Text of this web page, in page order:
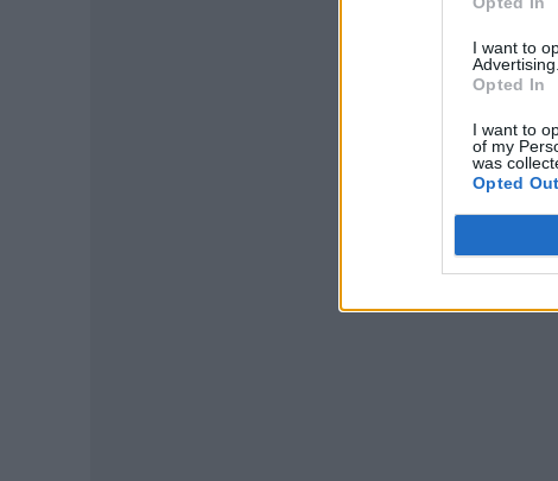
I want to
Advertising.
Opted In
I want to
of my
was
Opted Out